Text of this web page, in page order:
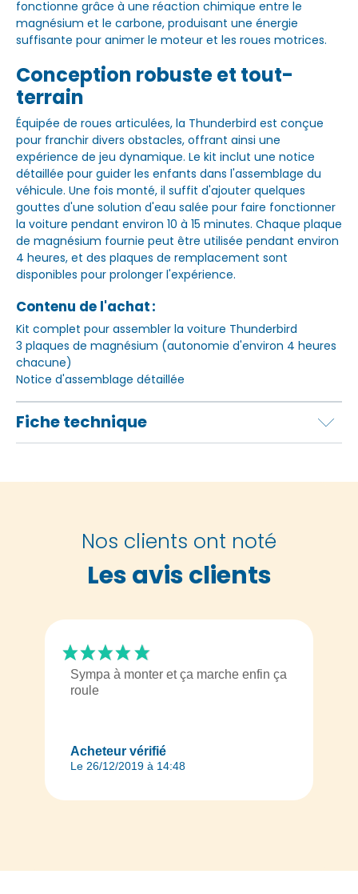
fonctionne grâce à une réaction chimique entre le
magnésium et le carbone, produisant une énergie
suffisante pour animer le moteur et les roues motrices.
Conception robuste et tout-
terrain
Équipée de roues articulées, la Thunderbird est conçue
pour franchir divers obstacles, offrant ainsi une
expérience de jeu dynamique. Le kit inclut une notice
détaillée pour guider les enfants dans l'assemblage du
véhicule. Une fois monté, il suffit d'ajouter quelques
gouttes d'une solution d'eau salée pour faire fonctionner
la voiture pendant environ 10 à 15 minutes. Chaque plaque
de magnésium fournie peut être utilisée pendant environ
4 heures, et des plaques de remplacement sont
disponibles pour prolonger l'expérience.
Contenu de l'achat :
Kit complet pour assembler la voiture Thunderbird
3 plaques de magnésium (autonomie d'environ 4 heures
chacune)
Notice d'assemblage détaillée
Fiche technique
Nos clients ont noté
Les avis clients
Acheteur vérifié
Le 26/12/2019 à 14:48
Sympa à monter et ça marche enfin ça
roule